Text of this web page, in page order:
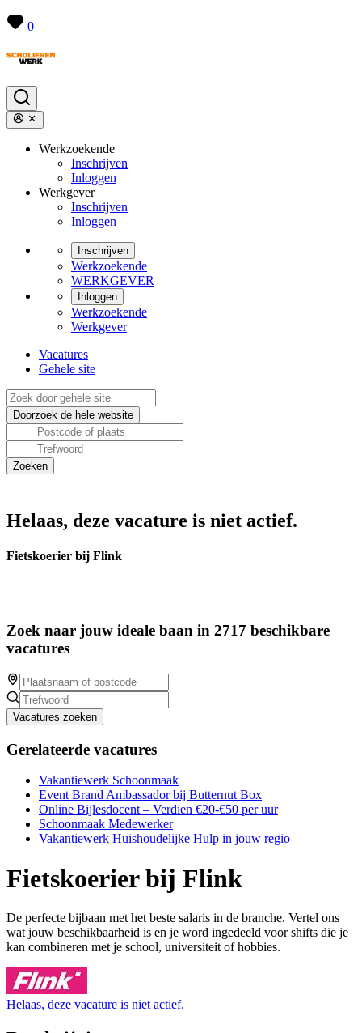
0
Werkzoekende
Inschrijven
Inloggen
Werkgever
Inschrijven
Inloggen
Inschrijven
Werkzoekende
WERKGEVER
Inloggen
Werkzoekende
Werkgever
Vacatures
Gehele site
Helaas, deze vacature is niet actief.
Fietskoerier bij Flink
Zoek naar jouw ideale baan in 2717 beschikbare
vacatures
Vacatures zoeken
Gerelateerde vacatures
Vakantiewerk Schoonmaak
Event Brand Ambassador bij Butternut Box
Online Bijlesdocent – Verdien €20-€50 per uur
Schoonmaak Medewerker
Vakantiewerk Huishoudelijke Hulp in jouw regio
Fietskoerier bij Flink
De perfecte bijbaan met het beste salaris in de branche. Vertel ons
wat jouw beschikbaarheid is en je word ingedeeld voor shifts die je
kan combineren met je school, universiteit of hobbies.
Helaas, deze vacature is niet actief.